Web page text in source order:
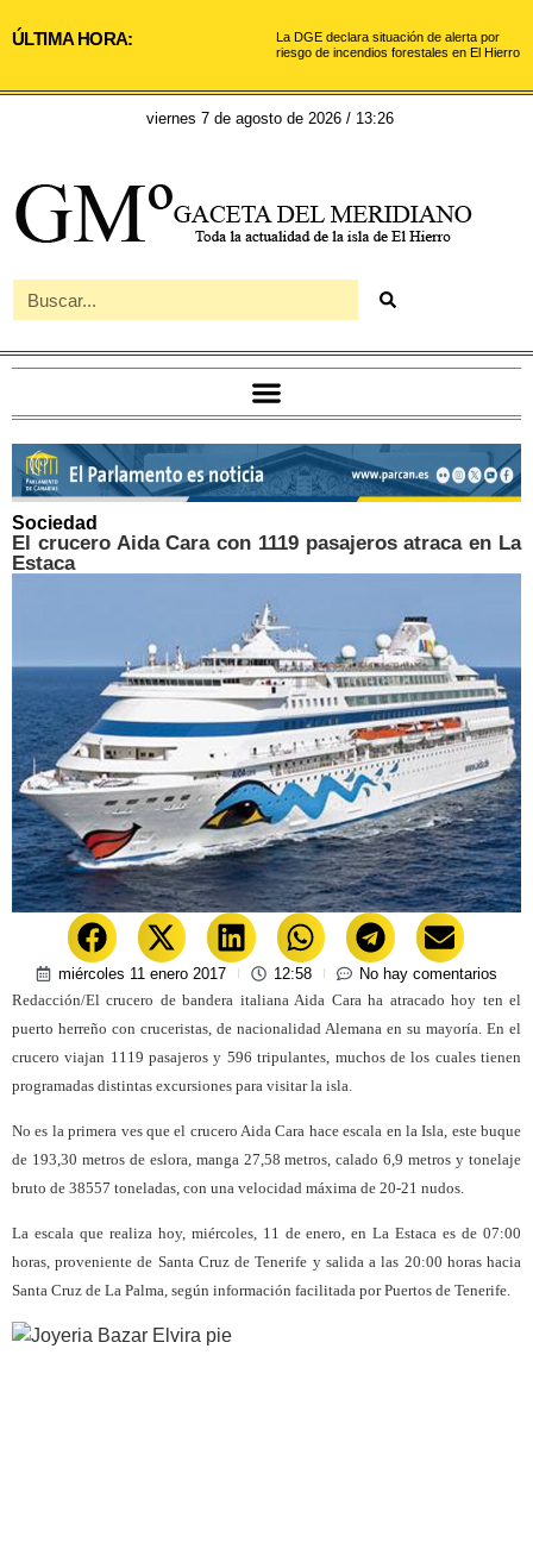
ÚLTIMA HORA:
La DGE declara situación de alerta por
riesgo de incendios forestales en El Hierro
viernes 7 de agosto de 2026 / 13:26
Sociedad
El crucero Aida Cara con 1119 pasajeros atraca en La
Estaca
miércoles 11 enero 2017 12:58
No hay comentarios
Redacción/El crucero de bandera italiana Aida Cara ha atracado hoy ten el
puerto herreño con cruceristas, de nacionalidad Alemana en su mayoría. En el
crucero viajan 1119 pasajeros y 596 tripulantes, muchos de los cuales tienen
programadas distintas excursiones para visitar la isla.
No es la primera ves que el crucero Aida Cara hace escala en la Isla, este buque
de 193,30 metros de eslora, manga 27,58 metros, calado 6,9 metros y tonelaje
bruto de 38557 toneladas, con una velocidad máxima de 20-21 nudos.
La escala que realiza hoy, miércoles, 11 de enero, en La Estaca es de 07:00
horas, proveniente de Santa Cruz de Tenerife y salida a las 20:00 horas hacia
Santa Cruz de La Palma, según información facilitada por Puertos de Tenerife.